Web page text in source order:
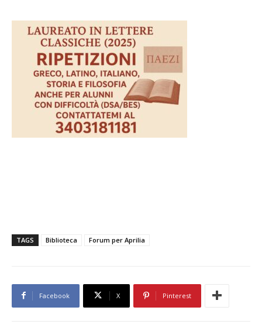
TAGS Biblioteca Forum per Aprilia
Facebook X Pinterest